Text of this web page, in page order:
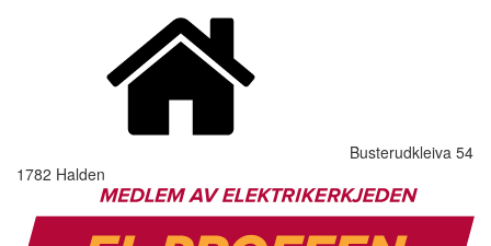
Busterudkleiva 54
1782 Halden